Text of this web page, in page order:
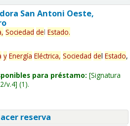
San Antoni Oeste,
Sociedad del Estado.
y Energía Eléctrica, Sociedad del Estado,
para préstamo: Signatura
v.4 (1).
reserva